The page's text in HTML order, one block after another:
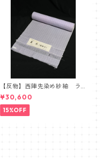
【反物】西陣先染め紗紬 ラ
ベンダー 紗紬 夏衣
¥30,600
15%OFF